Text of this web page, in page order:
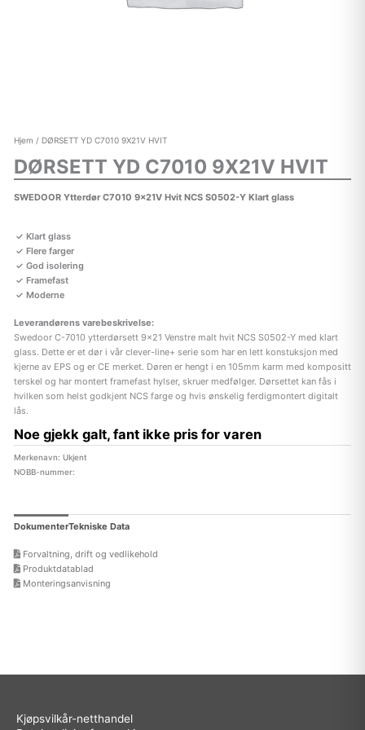
Hjem / DØRSETT YD C7010 9X21V HVIT
DØRSETT YD C7010 9X21V HVIT
SWEDOOR Ytterdør C7010 9x21V Hvit NCS S0502-Y Klart glass
Klart glass
Flere farger
God isolering
Framefast
Moderne
Leverandørens varebeskrivelse:
Swedoor C-7010 ytterdørsett 9×21 Venstre malt hvit NCS S0502-Y med klart
glass. Dette er et dør i vår clever-line+ serie som har en lett konstuksjon med
kjerne av EPS og er CE merket. Døren er hengt i en 105mm karm med kompositt
terskel og har montert framefast hylser, skruer medfølger. Dørsettet kan fås i
hvilken som helst godkjent NCS farge og hvis ønskelig ferdigmontert digitalt
lås.
Noe gjekk galt, fant ikke pris for varen
Merkenavn: Ukjent
NOBB-nummer:
DokumenterTekniske Data
Forvaltning, drift og vedlikehold
Produktdatablad
Monteringsanvisning
Kjøpsvilkår-netthandel